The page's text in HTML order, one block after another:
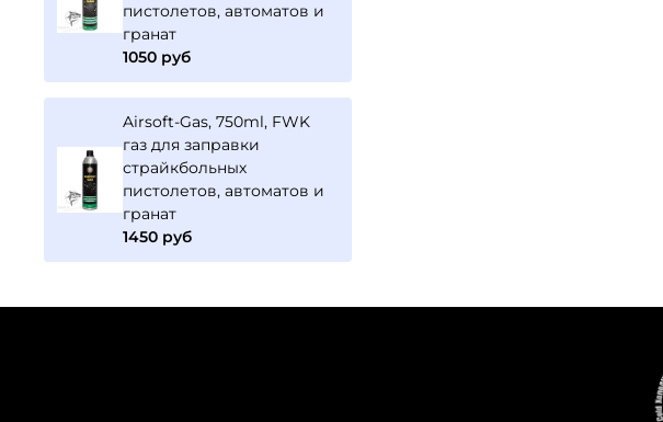
пистолетов, автоматов и
гранат
1050 руб
Airsoft-Gas, 750ml, FWK
газ для заправки
страйкбольных
пистолетов, автоматов и
гранат
1450 руб